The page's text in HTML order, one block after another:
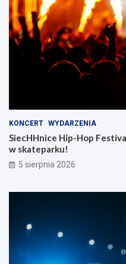
KONCERT WYDARZENIA
SiecHHnice Hip-Hop
w skateparku!
5 sierpnia 2026